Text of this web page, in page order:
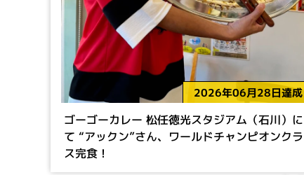
2026年06月28日達成
ゴーゴーカレー 松任徳光スタジアム（石川）に
て “アックン”さん、ワールドチャンピオンクラ
ス完食！